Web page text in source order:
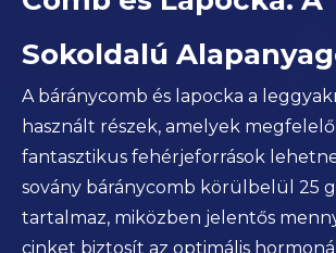
Sokoldalú
A báránycomb és lapocka a
használt részek, amelyek megfelelő
fantasztikus fehérjeforrások
sovány báránycomb körülbelül 25
tartalmaz, miközben jelentős
cinket biztosít az optimális